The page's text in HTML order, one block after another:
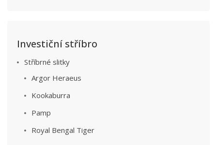
Investiční stříbro
Stříbrné slitky
Argor Heraeus
Kookaburra
Pamp
Royal Bengal Tiger